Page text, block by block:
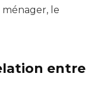
le
entre